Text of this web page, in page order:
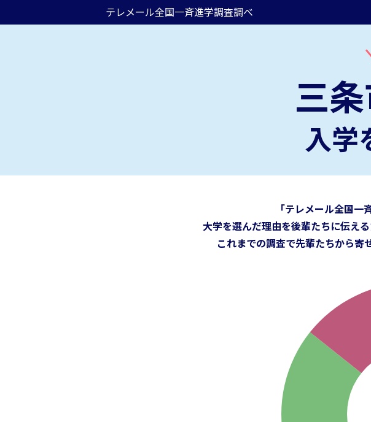
テレメール全国一斉進学調査調べ
三
入学
「テレメール全国一
大学を選んだ理由を後輩たちに伝える
これまでの調査で先輩たちから寄